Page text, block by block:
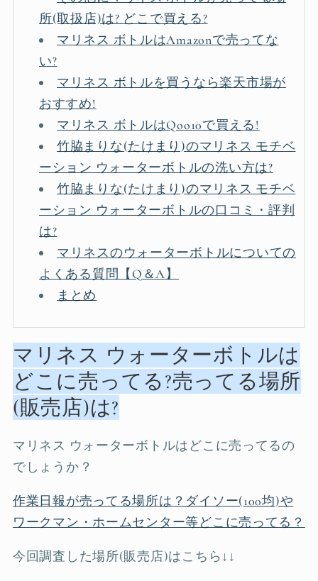
所(取扱店)は? どこで買える?
マリネス ボトルはAmazonで売ってな
い?
マリネス ボトルを買うなら楽天市場が
おすすめ!
マリネス ボトルはQoo10で買える!
竹脇まりな(たけまり)のマリネス モチベ
ーション ウォーターボトルの洗い方は?
竹脇まりな(たけまり)のマリネス モチベ
ーション ウォーターボトルの口コミ・評判
は?
マリネスのウォーターボトルについての
よくある質問【Q＆A】
まとめ
マリネス ウォーターボトルは
どこに売ってる?売ってる場所
(販売店)は?
マリネス ウォーターボトルはどこに売ってるの
でしょうか？
作業日報が売ってる場所は？ダイソー(100均)や
ワークマン・ホームセンター等どこに売ってる？
今回調査した場所(販売店)はこちら↓↓